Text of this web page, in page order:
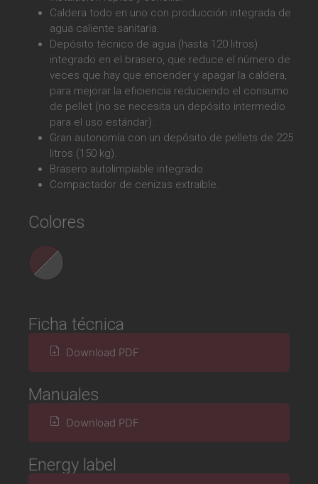
Caldera todo en uno con producción integrada de
agua caliente sanitaria.
Depósito técnico de agua (hasta 120 litros)
integrado en el brasero, que reduce el número de
veces que hay que encender y apagar la caldera,
para mejorar la eficiencia reduciendo el consumo
de pellet (no se necesita un depósito intermedio
para el uso estándar).
Gran autonomía con un depósito de pellets de 225
litros (150 kg).
Brasero autolimpiable integrado.
Compactador de cenizas extraíble.
Colores
Ficha técnica
Download PDF
Manuales
Download PDF
Energy label